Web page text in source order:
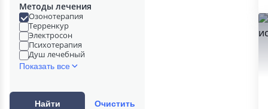
Методы лечения
Озонотерапия
Терренкур
Электросон
Психотерапия
Душ лечебный
Показать все
Найти Очистить